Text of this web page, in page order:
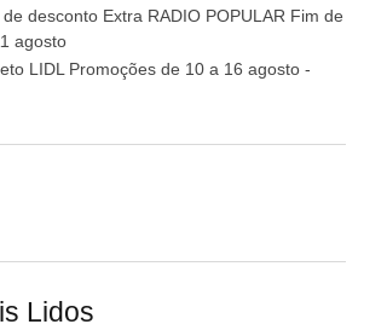
de desconto Extra RADIO POPULAR Fim de
agosto
LIDL Promoções de 10 a 16 agosto -
Lidos